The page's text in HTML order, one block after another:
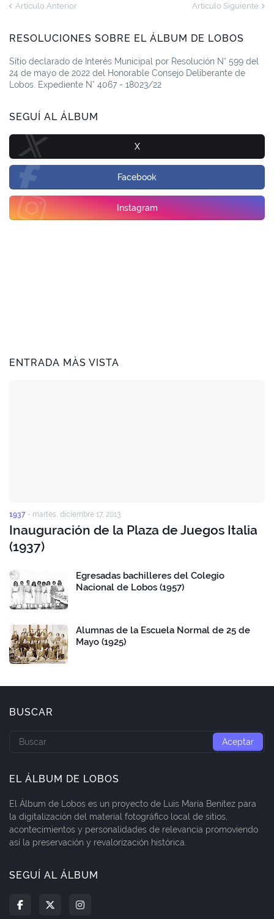
Artículo Anterior Artículo Siguiente
RESOLUCIONES SOBRE EL ÁLBUM DE LOBOS
Sitio declarado de Interés Municipal por Resolución N° 599 del
24 de mayo de 2022 del Honorable Consejo Deliberante de
Lobos. Expediente N° 4067 - 18023/22
SEGUÍ AL ÁLBUM
X
Facebook
Instagram
ENTRADA MÀS VISTA
1937 - martes, diciembre 17, 2013
Inauguración de la Plaza de Juegos Italia
(1937)
Egresadas bachilleres del Colegio
Nacional de Lobos (1957)
Alumnas de la Escuela Normal de 25 de
Mayo (1925)
BUSCAR
EL ÁLBUM DE LOBOS
El Álbum de Lobos es un proyecto de Luis María Benítez para
la digitalización del material fotográfico local de sitios,
acontecimientos y personalidades de relevancia promoviendo
así la preservación y revalorización histórica.
SEGUÍ AL ÁLBUM